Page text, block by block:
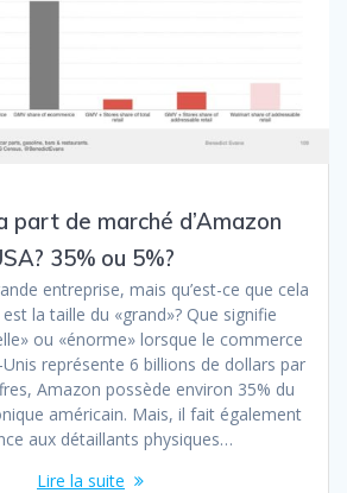
part de marché d’Amazon
35% ou 5%?
entreprise, mais qu’est-ce que cela
la taille du «grand»? Que signifie
ou «énorme» lorsque le commerce
représente 6 billions de dollars par
Amazon possède environ 35% du
américain. Mais, il fait également
aux détaillants physiques…
Lire la suite